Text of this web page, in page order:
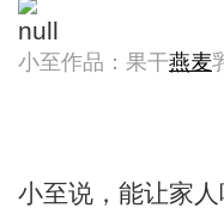
小至作品：果干燕麦
小至说，能让家人